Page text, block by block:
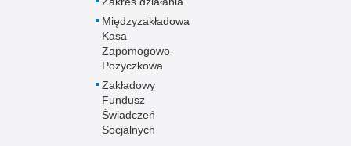
Międzyzakładowa
Kasa
Zapomogowo-
Pożyczkowa
Zakładowy
Fundusz
Świadczeń
Socjalnych